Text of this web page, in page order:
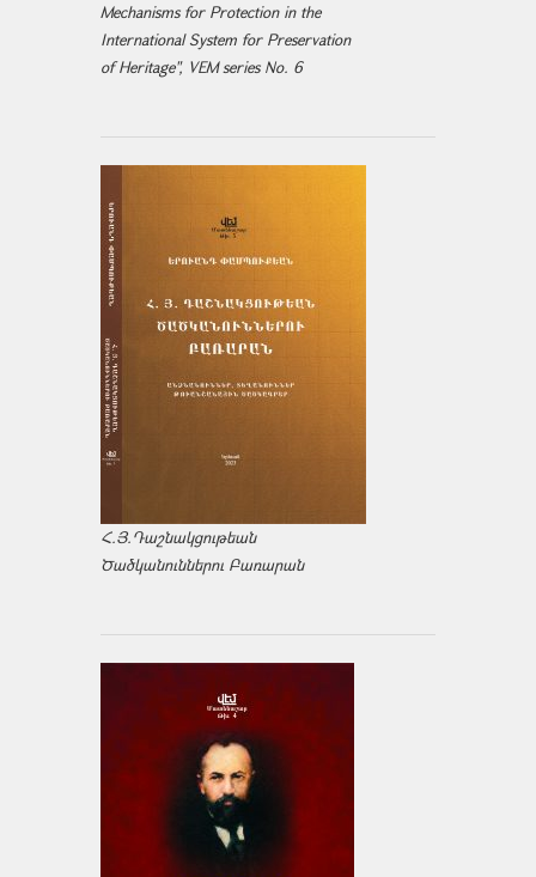
Mechanisms for Protection in the
International System for Preservation
of Heritage", VEM series No. 6
Հ.Յ.Դաշնակցութեան
Ծածկանուններու Բառարան